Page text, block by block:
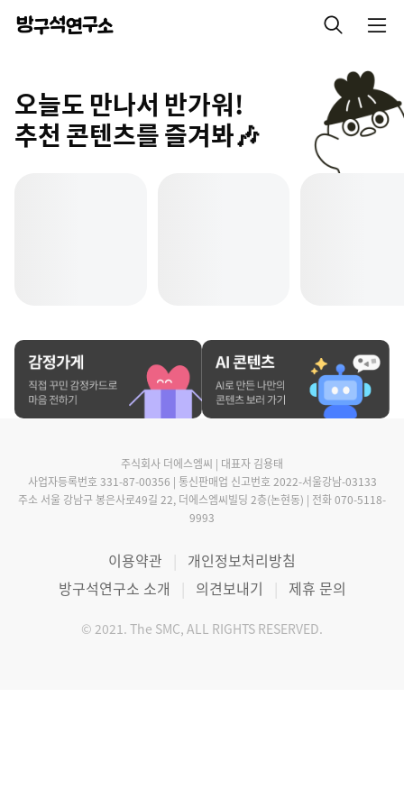
오늘도 만나서 반가워!
추천 콘텐츠를 즐겨봐🎶
주식회사 더에스엠씨 | 대표자 김용태
사업자등록번호 331-87-00356 | 통신판매업 신고번호 2022-서울강남-03133
주소 서울 강남구 봉은사로49길 22, 더에스엠씨빌딩 2층(논현동) | 전화 070-5118-
9993
이용약관
개인정보처리방침
방구석연구소 소개
의견보내기 제휴 문의
© 2021. The SMC, ALL RIGHTS RESERVED.